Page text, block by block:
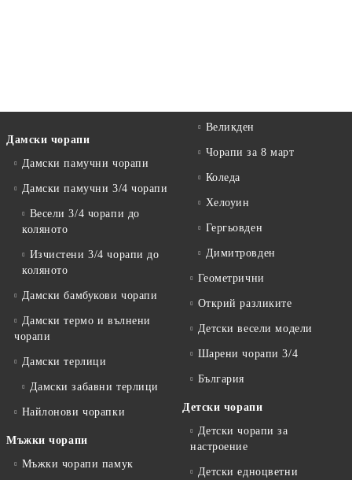
Дамски чорапи
Дамски памучни чорапи
Дамски памучни 3/4 чорапи
Весели 3/4 чорапи до
коляното
Изчистени 3/4 чорапи до
коляното
Дамски бамбукови чорапи
Дамски термо и вълнени
чорапи
Дамски терлици
Дамски забавни терлици
Найлонови чорапки
Мъжки чорапи
Мъжки чорапи памук
Великден
Чорапи за 8 март
Коледа
Хелоуин
Гергьовден
Димитровден
Геометрични
Открий разликите
Детски весели модели
Шарени чорапи 3/4
България
Детски чорапи
Детски чорапи за
настроение
Детски едноцветни